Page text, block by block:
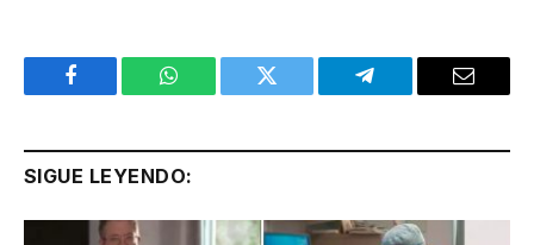
Facebook WhatsApp Twitter Telegram Email
SIGUE LEYENDO: